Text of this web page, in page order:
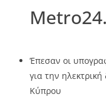
Έπεσαν οι
για την
Κύπρου